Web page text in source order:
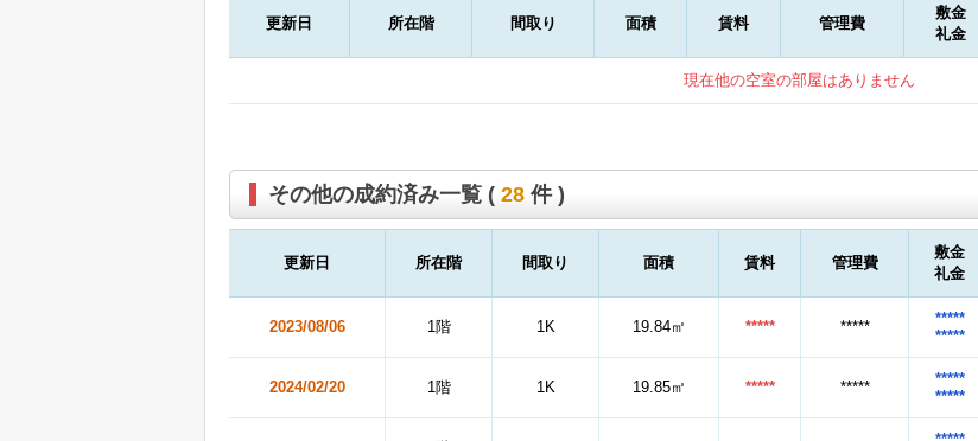
更新日 所在階 間取り 面積 賃料 管理費
敷金
礼金
現在他の空室の部屋はありません
その他の成約済み一覧 ( 28 件 )
更新日 所在階 間取り 面積 賃料 管理費
敷金
礼金
2023/08/06 1階 1K 19.84㎡ ***** *****
*****
*****
2024/02/20 1階 1K 19.85㎡ ***** *****
*****
*****